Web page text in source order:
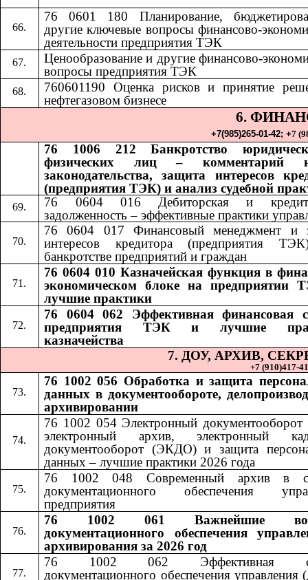
76 0601 180 Планирование,
другие ключевые вопросы финансово-
деятельности предприятия ТЭК
Ценообразование и другие финансово-
вопросы предприятия ТЭК
760601190 Оценка рисков и принятие
нефтегазовом бизнесе
6.
+7(985)265-01-42;​​ +7
76 1006 212 Банкротство
физических лиц – комментарий
законодательства, защита интересов
(предприятия ТЭК) и анализ судебной
76 0604 016 Дебиторская и
задолженность – эффективные практики
76 0604 017 Финансовый менеджмент и
интересов кредитора (предприятия
банкротстве предприятий и граждан
76 0604 010 Казначейская функция в
экономическом блоке на
лучшие практики
76 0604 062 Эффективная финансовая
предприятия ТЭК и лучшие
казначейства
7. ДОУ, АРХИВ,
+7 (910)417-
76 1002 056 Обработка и защита
данных в документообороте,
архивировании
76 1002 054 Электронный
электронный архив, электронный
документооборот (ЭКДО) и защита
данных – лучшие практики 2026 года
76 1002 048 Современный архив в
документационного обеспечения
предприятия
76 1002 061 Важнейшие
документационного обеспечения
архивирования за 2026 год
76 1002 062 Эффективная
документационного обеспечения